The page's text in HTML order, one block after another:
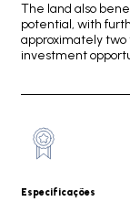
The land also
potential, with
approximately
investment
Especificações